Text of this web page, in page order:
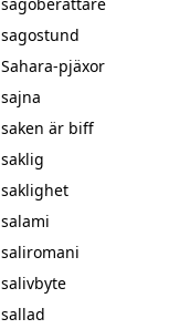
sagostund
Sahara-pjäxor
sajna
saken är biff
saklig
saklighet
salami
saliromani
salivbyte
sallad